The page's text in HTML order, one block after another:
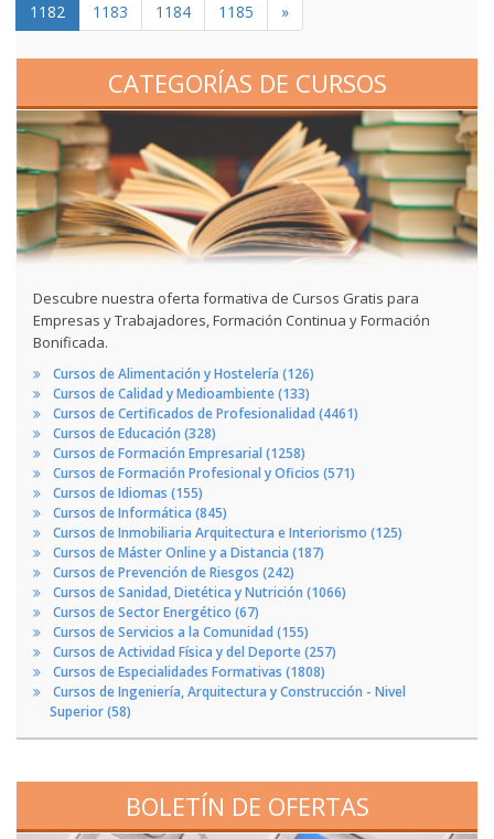
1182
1183 1184 1185 »
CATEGORÍAS DE CURSOS
Descubre nuestra oferta formativa de Cursos Gratis para
Empresas y Trabajadores, Formación Continua y Formación
Bonificada.
Cursos de Alimentación y Hostelería (126)
Cursos de Calidad y Medioambiente (133)
Cursos de Certificados de Profesionalidad (4461)
Cursos de Educación (328)
Cursos de Formación Empresarial (1258)
Cursos de Formación Profesional y Oficios (571)
Cursos de Idiomas (155)
Cursos de Informática (845)
Cursos de Inmobiliaria Arquitectura e Interiorismo (125)
Cursos de Máster Online y a Distancia (187)
Cursos de Prevención de Riesgos (242)
Cursos de Sanidad, Dietética y Nutrición (1066)
Cursos de Sector Energético (67)
Cursos de Servicios a la Comunidad (155)
Cursos de Actividad Física y del Deporte (257)
Cursos de Especialidades Formativas (1808)
Cursos de Ingeniería, Arquitectura y Construcción - Nivel
Superior (58)
BOLETÍN DE OFERTAS